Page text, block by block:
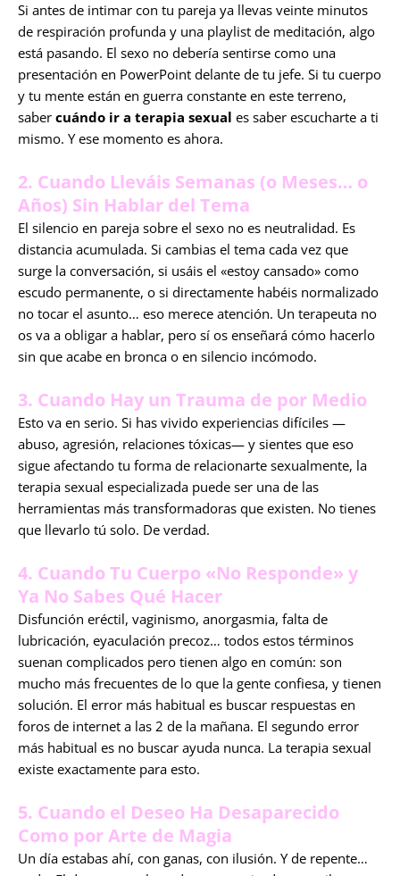
Si antes de intimar con tu pareja ya llevas veinte minutos
de respiración profunda y una playlist de meditación, algo
está pasando. El sexo no debería sentirse como una
presentación en PowerPoint delante de tu jefe. Si tu cuerpo
y tu mente están en guerra constante en este terreno,
saber cuándo ir a terapia sexual es saber escucharte a ti
mismo. Y ese momento es ahora.
2. Cuando Lleváis Semanas (o Meses… o
Años) Sin Hablar del Tema
El silencio en pareja sobre el sexo no es neutralidad. Es
distancia acumulada. Si cambias el tema cada vez que
surge la conversación, si usáis el «estoy cansado» como
escudo permanente, o si directamente habéis normalizado
no tocar el asunto… eso merece atención. Un terapeuta no
os va a obligar a hablar, pero sí os enseñará cómo hacerlo
sin que acabe en bronca o en silencio incómodo.
3. Cuando Hay un Trauma de por Medio
Esto va en serio. Si has vivido experiencias difíciles —
abuso, agresión, relaciones tóxicas— y sientes que eso
sigue afectando tu forma de relacionarte sexualmente, la
terapia sexual especializada puede ser una de las
herramientas más transformadoras que existen. No tienes
que llevarlo tú solo. De verdad.
4. Cuando Tu Cuerpo «No Responde» y
Ya No Sabes Qué Hacer
Disfunción eréctil, vaginismo, anorgasmia, falta de
lubricación, eyaculación precoz… todos estos términos
suenan complicados pero tienen algo en común: son
mucho más frecuentes de lo que la gente confiesa, y tienen
solución. El error más habitual es buscar respuestas en
foros de internet a las 2 de la mañana. El segundo error
más habitual es no buscar ayuda nunca. La terapia sexual
existe exactamente para esto.
5. Cuando el Deseo Ha Desaparecido
Como por Arte de Magia
Un día estabas ahí, con ganas, con ilusión. Y de repente…